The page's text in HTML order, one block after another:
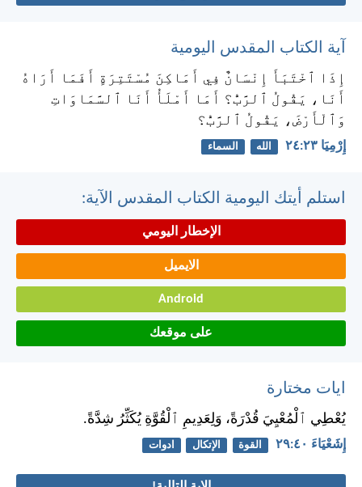
آية الكتاب المقدس اليومية
إِذَا ٱخْتَبَأَ إِنْسَانٌ فِي أَمَاكِنَ مُسْتَتِرَةٍ أَفَمَا أَرَاهُ
أَنَا، يَقُولُ ٱلرَّبُّ؟ أَمَا أَمْلَأُ أَنَا ٱلسَّمَاوَاتِ
وَٱلْأَرْضَ، يَقُولُ ٱلرَّبُّ؟
إِرْمِيَا ٢٣:‏٢٤ الله السماء
استلم أيتك اليومية الكتاب المقدس الآية:
الإخطار اليومي
الايميل
Android
على موقعك
ايات مختارة
يُعْطِي ٱلْمُعْيِيَ قُدْرَةً، وَلِعَدِيمِ ٱلْقُوَّةِ يُكَثِّرُ شِدَّةً.
إِشَعْيَاءَ ٤٠:‏٢٩ القوة الإتكال ادوات